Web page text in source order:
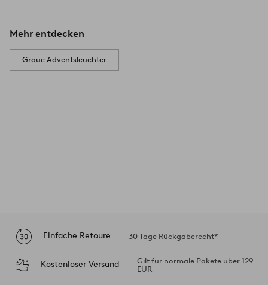
Mehr entdecken
Graue Adventsleuchter
Einfache Retoure 30 Tage Rückgaberecht*
Kostenloser Versand
Gilt für normale Pakete über 129
EUR